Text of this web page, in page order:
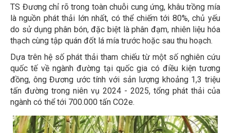
TS Đương chỉ rõ trong toàn chuỗi cung ứng, khâu trồng mía
là nguồn phát thải lớn nhất, có thể chiếm tới 80%, chủ yếu
do sử dụng phân bón, đặc biệt là phân đạm, nhiên liệu hóa
thạch cùng tập quán đốt lá mía trước hoặc sau thu hoạch.
Dựa trên hệ số phát thải tham chiếu từ một số nghiên cứu
quốc tế về ngành đường tại quốc gia có điều kiện tương
đồng, ông Đương ước tính với sản lượng khoảng 1,3 triệu
tấn đường trong niên vụ 2024 - 2025, tổng phát thải của
ngành có thể tới 700.000 tấn CO2e.